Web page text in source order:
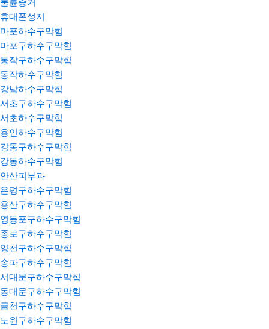
불륜증거
휴대폰성지
마포하수구막힘
마포구하수구막힘
동작구하수구막힘
동작하수구막힘
강남하수구막힘
서초구하수구막힘
서초하수구막힘
용인하수구막힘
강동구하수구막힘
강동하수구막힘
안산피부과
은평구하수구막힘
용산구하수구막힘
영등포구하수구막힘
종로구하수구막힘
양천구하수구막힘
송파구하수구막힘
서대문구하수구막힘
동대문구하수구막힘
금천구하수구막힘
노원구하수구막힘